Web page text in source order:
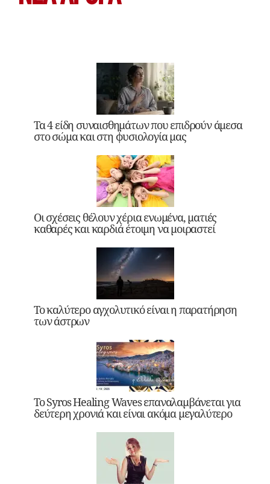
Τα 4 είδη συναισθημάτων που επιδρούν άμεσα
στο σώμα και στη φυσιολογία μας
Οι σχέσεις θέλουν χέρια ενωμένα, ματιές
καθαρές και καρδιά έτοιμη να μοιραστεί
Το καλύτερο αγχολυτικό είναι η παρατήρηση
των άστρων
Το Syros Healing Waves επαναλαμβάνεται για
δεύτερη χρονιά και είναι ακόμα μεγαλύτερο